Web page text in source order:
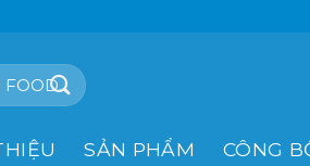
SẢN PHẨM CÔNG